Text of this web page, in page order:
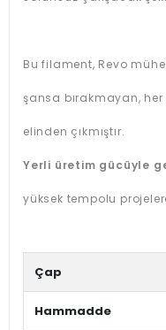
Bu filament, Revo
şansa bırakmayan, her
elinden çıkmıştır.
Yerli üretim gücüyle
yüksek tempolu
Çap
Hammadde